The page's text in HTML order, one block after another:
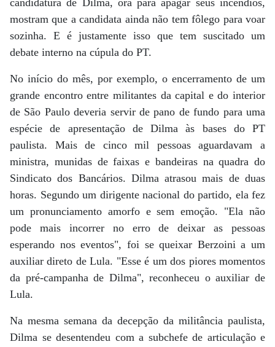
candidatura de Dilma, ora para apagar seus incêndios,
mostram que a candidata ainda não tem fôlego para voar
sozinha. E é justamente isso que tem suscitado um
debate interno na cúpula do PT.
No início do mês, por exemplo, o encerramento de um
grande encontro entre militantes da capital e do interior
de São Paulo deveria servir de pano de fundo para uma
espécie de apresentação de Dilma às bases do PT
paulista. Mais de cinco mil pessoas aguardavam a
ministra, munidas de faixas e bandeiras na quadra do
Sindicato dos Bancários. Dilma atrasou mais de duas
horas. Segundo um dirigente nacional do partido, ela fez
um pronunciamento amorfo e sem emoção. "Ela não
pode mais incorrer no erro de deixar as pessoas
esperando nos eventos", foi se queixar Berzoini a um
auxiliar direto de Lula. "Esse é um dos piores momentos
da pré-campanha de Dilma", reconheceu o auxiliar de
Lula.
Na mesma semana da decepção da militância paulista,
Dilma se desentendeu com a subchefe de articulação e